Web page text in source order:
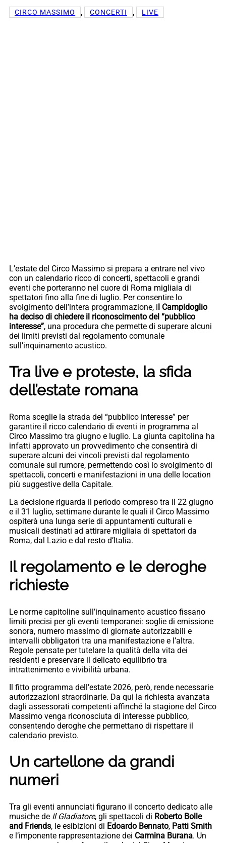
CIRCO MASSIMO , CONCERTI , LIVE
L’estate del Circo Massimo si prepara a entrare nel vivo
con un calendario ricco di concerti, spettacoli e grandi
eventi che porteranno nel cuore di Roma migliaia di
spettatori fino alla fine di luglio. Per consentire lo
svolgimento dell’intera programmazione, i l Campidoglio
ha deciso di chiedere il riconoscimento del “pubblico
interesse”, una procedura che permette di superare alcuni
dei limiti previsti dal regolamento comunale
sull’inquinamento acustico.
Tra live e proteste, la sfida
dell’estate romana
Roma sceglie la strada del “pubblico interesse” per
garantire il ricco calendario di eventi in programma al
Circo Massimo tra giugno e luglio. La giunta capitolina ha
infatti approvato un provvedimento che consentirà di
superare alcuni dei vincoli previsti dal regolamento
comunale sul rumore, permettendo così lo svolgimento di
spettacoli, concerti e manifestazioni in una delle location
più suggestive della Capitale.
La decisione riguarda il periodo compreso tra il 22 giugno
e il 31 luglio, settimane durante le quali il Circo Massimo
ospiterà una lunga serie di appuntamenti culturali e
musicali destinati ad attirare migliaia di spettatori da
Roma, dal Lazio e dal resto d’Italia.
Il regolamento e le deroghe
richieste
Le norme capitoline sull’inquinamento acustico fissano
limiti precisi per gli eventi temporanei: soglie di emissione
sonora, numero massimo di giornate autorizzabili e
intervalli obbligatori tra una manifestazione e l’altra.
Regole pensate per tutelare la qualità della vita dei
residenti e preservare il delicato equilibrio tra
intrattenimento e vivibilità urbana.
Il fitto programma dell’estate 2026, però, rende necessarie
autorizzazioni straordinarie. Da qui la richiesta avanzata
dagli assessorati competenti affinché la stagione del Circo
Massimo venga riconosciuta di interesse pubblico,
consentendo deroghe che permettano di rispettare il
calendario previsto.
Un cartellone da grandi
numeri
Tra gli eventi annunciati figurano il concerto dedicato alle
musiche de Il Gladiatore, gli spettacoli di Roberto Bolle
and Friends, le esibizioni di Edoardo Bennato, Patti Smith
e l’imponente rappresentazione dei Carmina Burana. Un